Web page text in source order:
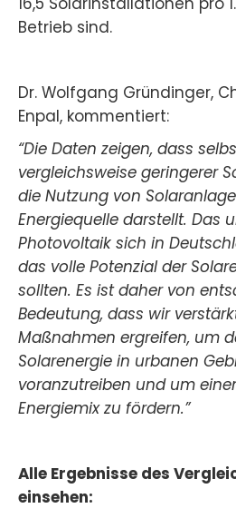
Betrieb sind.
Dr. Wolfgang Gründinger,
Enpal, kommentiert:
“Die Daten zeigen, dass
vergleichsweise geringerer
die Nutzung von
Energiequelle darstellt. Das
Photovoltaik sich in
das volle Potenzial der
sollten. Es ist daher von
Bedeutung, dass wir
Maßnahmen ergreifen, um
Solarenergie in urbanen
voranzutreiben und um
Energiemix zu fördern.”
Alle Ergebnisse des
einsehen: